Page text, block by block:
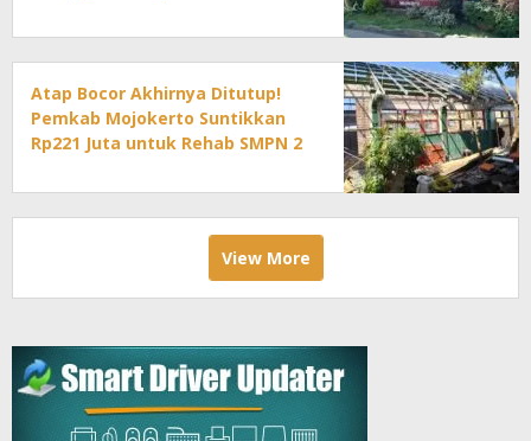
Atap Bocor Akhirnya Ditutup!
Pemkab Mojokerto Suntikkan
Rp221 Juta untuk Rehab SMPN 2
View More